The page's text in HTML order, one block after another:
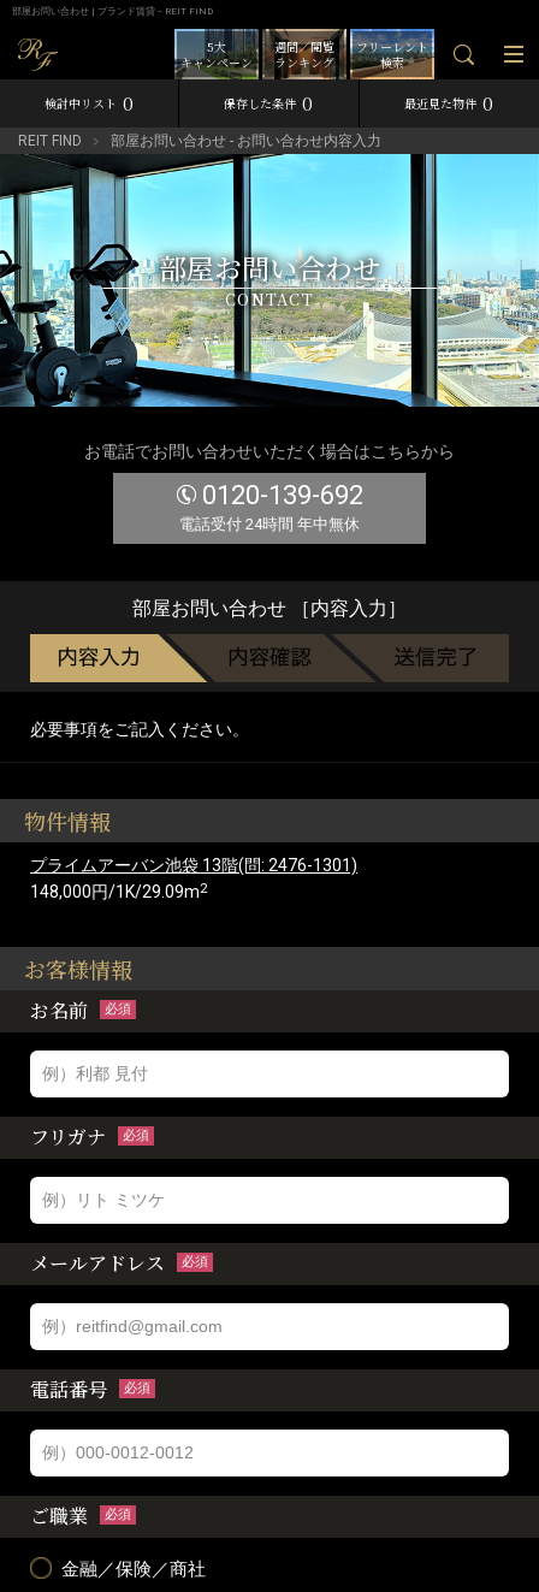
部屋お問い合わせ | ブランド賃貸－REIT FIND
フリーレント
検索
週間／閲覧
ランキング
5大
キャンペーン
検討中リスト 0 保存した条件 0 最近見た物件 0
REIT FIND 部屋お問い合わせ - お問い合わせ内容入力
部屋お問い合わせ
CONTACT
お電話でお問い合わせいただく場合はこちらから
0120-139-692
電話受付 24時間 年中無休
部屋お問い合わせ ［内容入力］
必要事項をご記入ください。
物件情報
プライムアーバン池袋 13階(問: 2476-1301)
148,000円/1K/29.09m2
お客様情報
お名前 必須
フリガナ 必須
メールアドレス 必須
電話番号 必須
ご職業 必須
金融／保険／商社